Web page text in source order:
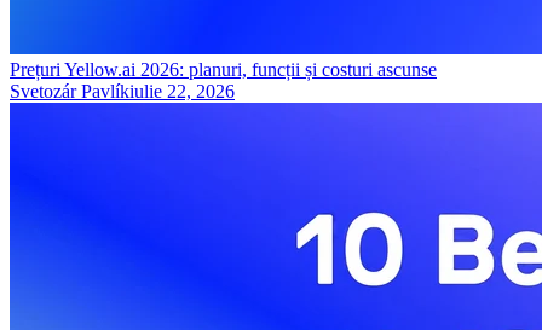
Prețuri Yellow.ai 2026: planuri, funcții și costuri ascunse
Svetozár Pavlíkiulie 22, 2026